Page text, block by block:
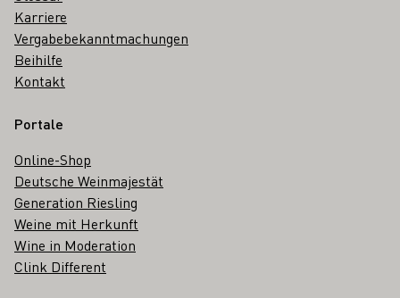
Karriere
Vergabebekanntmachungen
Beihilfe
Kontakt
Portale
Online-Shop
Deutsche Weinmajestät
Generation Riesling
Weine mit Herkunft
Wine in Moderation
Clink Different